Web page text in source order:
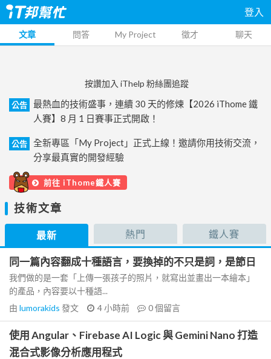
登入
文章 問答 My Project 徵才 聊天
按讚加入 iThelp 粉絲團追蹤
公告
最熱血的技術盛事，連續 30 天的修煉【2026 iThome 鐵
人賽】8 月 1 日賽事正式開啟！
公告
全新專區「My Project」正式上線！邀請你用技術交流，
分享最真實的開發經驗
前往 iThome鐵人賽
技術文章
最新 熱門 鐵人賽
同一篇內容翻成十種語言，要換掉的不只是詞，是節日
我們做的是一套「上傳一張孩子的照片，就寫出並畫出一本繪本」
的產品，內容要以十種語...
由 lumorakids 發文 4 小時前 0個留言
使用 Angular、Firebase AI Logic 與 Gemini Nano 打造
混合式影像分析應用程式